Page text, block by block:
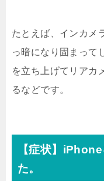
たとえば、インカメ
っ暗になり固まって
を立ち上げてリアカ
るなどです。
【症状】
た。